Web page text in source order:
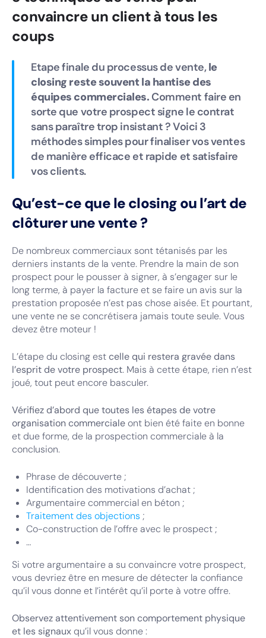
convaincre un client à tous les
coups
Etape finale du processus de vente,le
closing reste souvent la hantise des
équipes commerciales. Comment faire en
sorte que votre prospect signe le contrat
sans paraître trop insistant ? Voici 3
méthodes simples pour finaliser vos ventes
de manière efficace et rapide et satisfaire
vos clients.
Qu’est-ce que le closing ou l’art de
clôturer une vente ?
De nombreux commerciaux sont tétanisés par les
derniers instants de la vente. Prendre la main de son
prospect pour le pousser à signer, à s’engager sur le
long terme, à payer la facture et se faire un avis sur la
prestation proposée n’est pas chose aisée. Et pourtant,
une vente ne se concrétisera jamais toute seule. Vous
devez être moteur !
L’étape du closing estcelle qui restera gravée dans
l’esprit de votre prospect. Mais à cette étape, rien n’est
joué, tout peut encore basculer.
Vérifiez d’abord que toutes les étapes de votre
organisation commercialeont bien été faite en bonne
et due forme, de la prospection commerciale à la
conclusion.
Phrase de découverte ;
Identification des motivations d’achat ;
Argumentaire commercial en béton ;
Traitement des objections ;
Co-construction de l’offre avec le prospect ;
…
Si votre argumentaire a su convaincre votre prospect,
vous devriez être en mesure de détecter la confiance
qu’il vous donne et l’intérêt qu’il porte à votre offre.
Observez attentivement son comportement physique
et les signauxqu’il vous donne :